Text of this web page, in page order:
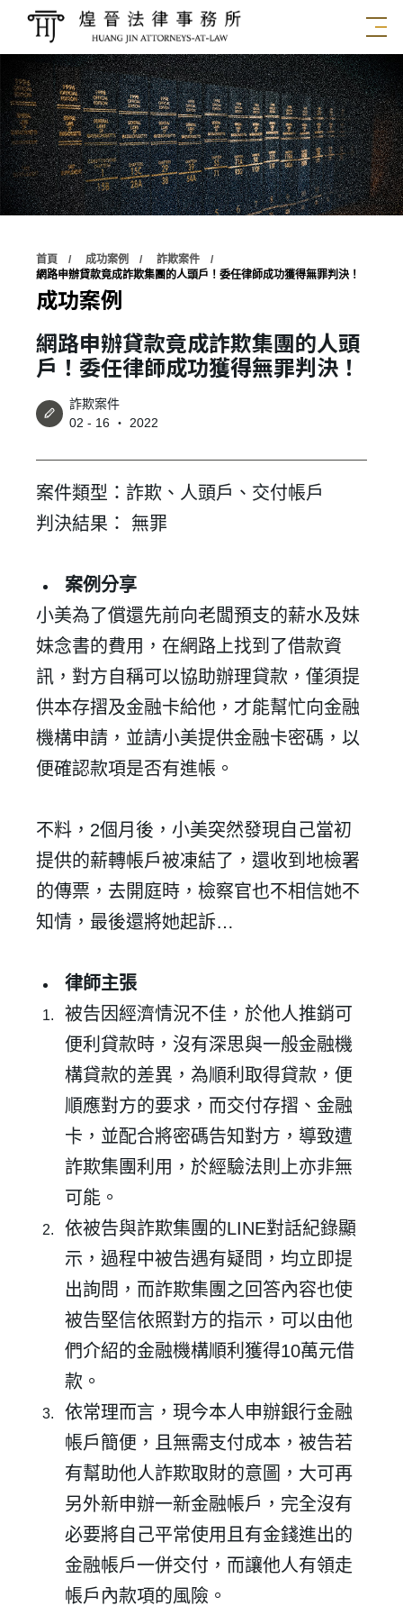
首頁 成功案例
詐欺案件
網路申辦貸款竟成詐欺集團的人頭戶！委任律師成功獲得無罪判決！
成功案例
網路申辦貸款竟成詐欺集團的人頭
戶！委任律師成功獲得無罪判決！
詐欺案件
02 - 16 ‧ 2022
案件類型：詐欺、人頭戶、交付帳戶
判決結果： 無罪
案例分享
小美為了償還先前向老闆預支的薪水及妹
妹念書的費用，在網路上找到了借款資
訊，對方自稱可以協助辦理貸款，僅須提
供本存摺及金融卡給他，才能幫忙向金融
機構申請，並請小美提供金融卡密碼，以
便確認款項是否有進帳。
不料，2個月後，小美突然發現自己當初
提供的薪轉帳戶被凍結了，還收到地檢署
的傳票，去開庭時，檢察官也不相信她不
知情，最後還將她起訴…
律師主張
被告因經濟情況不佳，於他人推銷可
便利貸款時，沒有深思與一般金融機
構貸款的差異，為順利取得貸款，便
順應對方的要求，而交付存摺、金融
卡，並配合將密碼告知對方，導致遭
詐欺集團利用，於經驗法則上亦非無
可能。
依被告與詐欺集團的LINE對話紀錄顯
示，過程中被告遇有疑問，均立即提
出詢問，而詐欺集團之回答內容也使
被告堅信依照對方的指示，可以由他
們介紹的金融機構順利獲得10萬元借
款。
依常理而言，現今本人申辦銀行金融
帳戶簡便，且無需支付成本，被告若
有幫助他人詐欺取財的意圖，大可再
另外新申辦一新金融帳戶，完全沒有
必要將自己平常使用且有金錢進出的
金融帳戶一併交付，而讓他人有領走
帳戶內款項的風險。